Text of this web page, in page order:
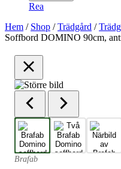
Rea
Hem / Shop /Trädgård /
Soffbord DOMINO 90cm,
Brafab